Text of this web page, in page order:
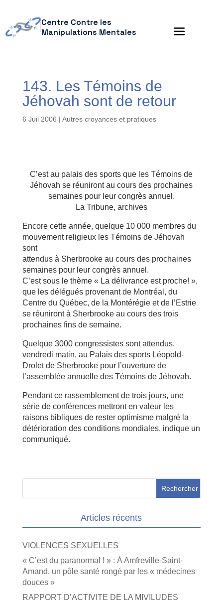
Centre Contre les
Manipulations Mentales
143. Les Témoins de
Jéhovah sont de retour
6 Juil 2006 | Autres croyances et pratiques
C’est au palais des sports que les Témoins de
Jéhovah se réuniront au cours des prochaines
semaines pour leur congrès annuel.
La Tribune, archives
Encore cette année, quelque 10 000 membres du
mouvement religieux les Témoins de Jéhovah
sont
attendus à Sherbrooke au cours des prochaines
semaines pour leur congrès annuel.
C’est sous le thème « La délivrance est proche! »,
que les délégués provenant de Montréal, du
Centre du Québec, de la Montérégie et de l’Estrie
se réuniront à Sherbrooke au cours des trois
prochaines fins de semaine.
Quelque 3000 congressistes sont attendus,
vendredi matin, au Palais des sports Léopold-
Drolet de Sherbrooke pour l’ouverture de
l’assemblée annuelle des Témoins de Jéhovah.
Pendant ce rassemblement de trois jours, une
série de conférences mettront en valeur les
raisons bibliques de rester optimisme malgré la
détérioration des conditions mondiales, indique un
communiqué.
Articles récents
VIOLENCES SEXUELLES
« C’est du paranormal ! » : À Amfreville-Saint-
Amand, un pôle santé rongé par les « médecines
douces »
RAPPORT D’ACTIVITE DE LA MIVILUDES